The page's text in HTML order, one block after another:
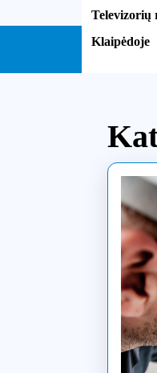
to
Televizorių
Klaipėdoje